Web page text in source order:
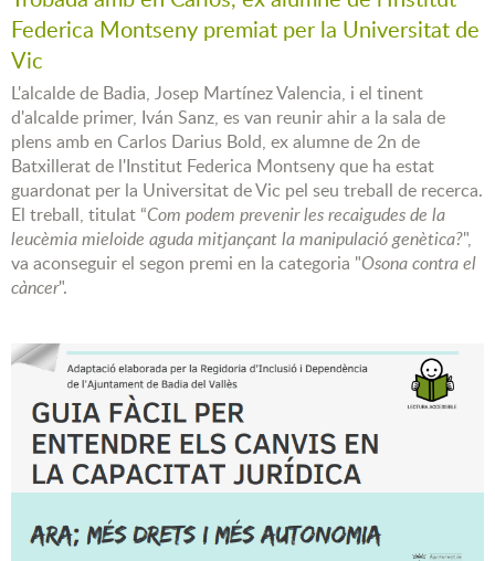
Federica Montseny premiat per la Universitat de
Vic
L'alcalde de Badia, Josep Martínez Valencia, i el tinent
d'alcalde primer, Iván Sanz, es van reunir ahir a la sala de
plens amb en Carlos Darius Bold, ex alumne de 2n de
Batxillerat de l'Institut Federica Montseny que ha estat
guardonat per la Universitat de Vic pel seu treball de recerca.
El treball, titulat “Com podem prevenir les recaigudes de la
leucèmia mieloide aguda mitjançant la manipulació genètica?",
va aconseguir el segon premi en la categoria "Osona contra el
càncer".